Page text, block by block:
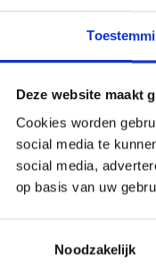
Deze website maakt
Cookies worden
social media te
social media,
op basis van uw
Noodzakelijk